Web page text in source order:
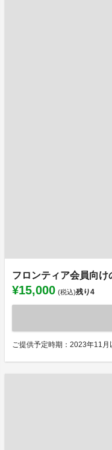
フロンティア会員向け
¥15,000 (税込)残り4
ご提供予定時期：2023年11月